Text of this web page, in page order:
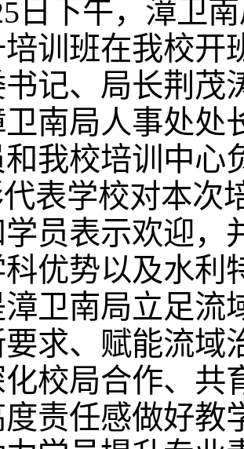
日下午，漳卫
训班在我校开
记、局长荆茂
南局人事处处
我校培训中心
表学校对本次
员表示欢迎，
优势以及水利
卫南局立足流
求、赋能流域
校局合作、共
责任感做好教